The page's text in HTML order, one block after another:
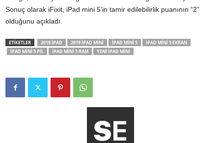
Sonuç olarak iFixit, iPad mini 5’in tamir edilebilirlik puanının “2”
olduğunu açıkladı.
ETİKETLER 2019 IPAD 2019 IPAD MINI IPAD MINI 5
IPAD MINI 5 EKRAN
IPAD MINI 5 PIL
IPAD MINI 5 RAM YENI IPAD MINI